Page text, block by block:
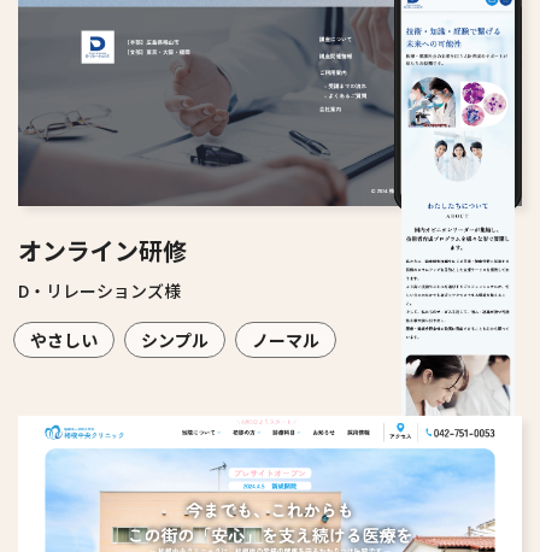
オンライン研修
D・リレーションズ様
やさしい シンプル ノーマル